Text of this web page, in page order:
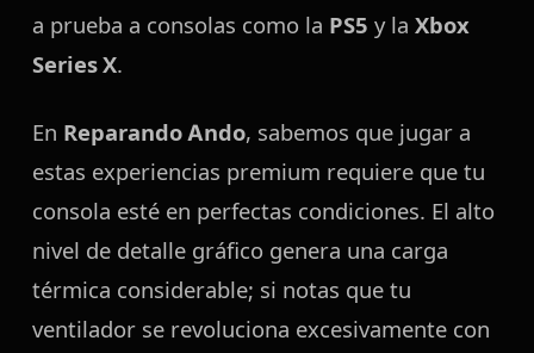
a prueba a consolas como la PS5 y la Xbox
Series X.
En Reparando Ando, sabemos que jugar a
estas experiencias premium requiere que tu
consola esté en perfectas condiciones. El alto
nivel de detalle gráfico genera una carga
térmica considerable; si notas que tu
ventilador se revoluciona excesivamente con